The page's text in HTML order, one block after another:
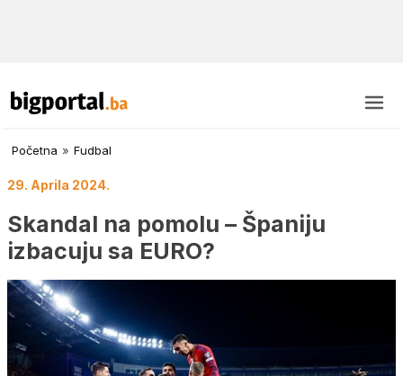
Početna » Fudbal
29. Aprila 2024.
Skandal na pomolu – Španiju
izbacuju sa EURO?